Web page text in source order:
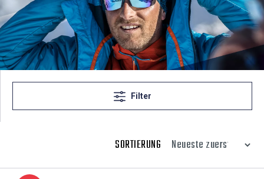
Filter
SORTIERUNG